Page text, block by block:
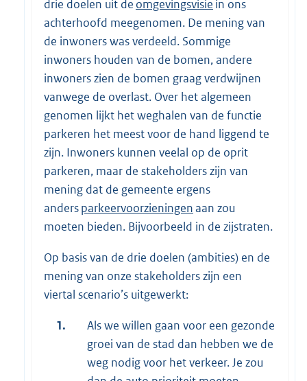
drie doelen uit de omgevingsvisie in ons
achterhoofd meegenomen. De mening van
de inwoners was verdeeld. Sommige
inwoners houden van de bomen, andere
inwoners zien de bomen graag verdwijnen
vanwege de overlast. Over het algemeen
genomen lijkt het weghalen van de functie
parkeren het meest voor de hand liggend te
zijn. Inwoners kunnen veelal op de oprit
parkeren, maar de stakeholders zijn van
mening dat de gemeente ergens
andersparkeervoorzieningenaan zou
moeten bieden. Bijvoorbeeld in de zijstraten.
Op basis van de drie doelen (ambities) en de
mening van onze stakeholders zijn een
viertal scenario’s uitgewerkt:
1.
Als we willen gaan voor een gezonde
groei van de stad dan hebben we de
weg nodig voor het verkeer. Je zou